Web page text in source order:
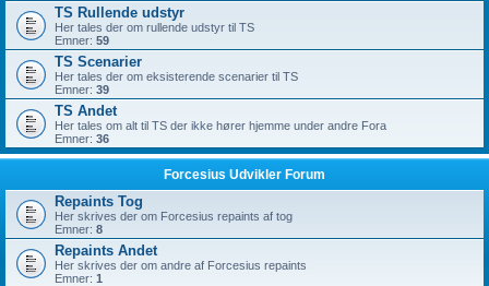
TS Rullende udstyr
Her tales der om rullende udstyr til TS
Emner: 59
TS Scenarier
Her tales der om eksisterende scenarier til TS
Emner: 39
TS Andet
Her tales om alt til TS der ikke hører hjemme under andre Fora
Emner: 36
Forcesius Udvikler Forum
Repaints Tog
Her skrives der om Forcesius repaints af tog
Emner: 8
Repaints Andet
Her skrives der om andre af Forcesius repaints
Emner: 1